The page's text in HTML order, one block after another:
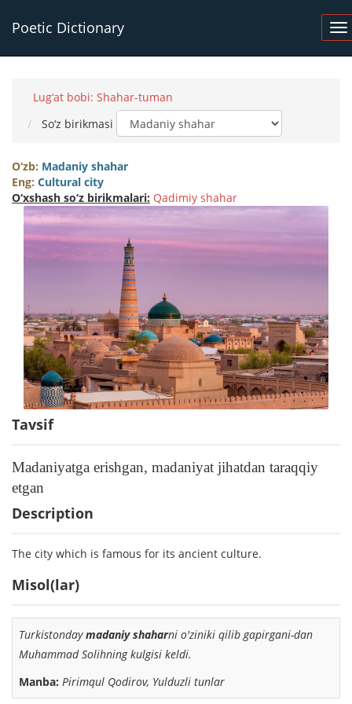
Poetic Dictionary
Lug‘at bobi: Shahar-tuman
So‘z birikmasi
O‘zb: Madaniy shahar
Eng: Cultural city
O‘xshash so‘z birikmalari: Qadimiy shahar
Tavsif
Madaniyatga erishgan, madaniyat jihatdan taraqqiy
etgan
Description
The city which is famous for its ancient culture.
Misol(lar)
Turkistondaymadaniy shaharni o'ziniki qilib gapirgani-dan
Muhammad Solihning kulgisi keldi.
Manba: Pirimqul Qodirov, Yulduzli tunlar